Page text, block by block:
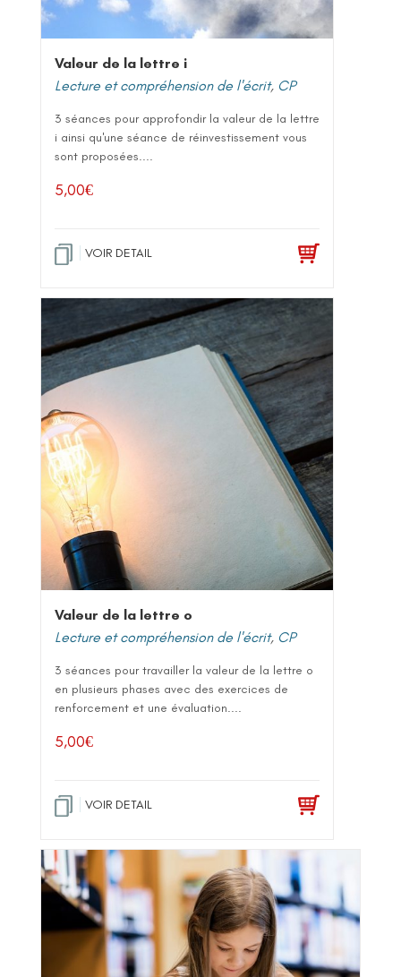
Valeur de la lettre i
Lecture et compréhension de l'écrit, CP
3 séances pour approfondir la valeur de la lettre
i ainsi qu'une séance de réinvestissement vous
sont proposées....
5,00€
VOIR DETAIL
Valeur de la lettre o
Lecture et compréhension de l'écrit, CP
3 séances pour travailler la valeur de la lettre o
en plusieurs phases avec des exercices de
renforcement et une évaluation....
5,00€
VOIR DETAIL